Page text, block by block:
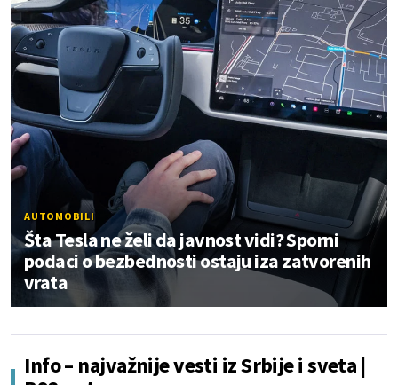
AUTOMOBILI
Šta Tesla ne želi da javnost vidi? Sporni
podaci o bezbednosti ostaju iza zatvorenih
vrata
Info – najvažnije vesti iz Srbije i sveta |